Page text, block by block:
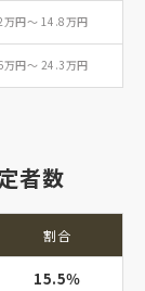
円～ 14.8万円
円～ 24.3万円
者数
割合
15.5％